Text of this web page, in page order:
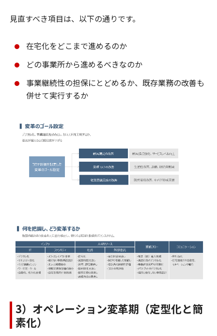
見直すべき項目は、以下の通りです。
在宅化をどこまで進めるのか
どの事業所から進めるべきなのか
事業継続性の担保にとどめるか、既存業務の改善も
併せて実行するか
3）オペレーション変革期（定型化と簡
素化）